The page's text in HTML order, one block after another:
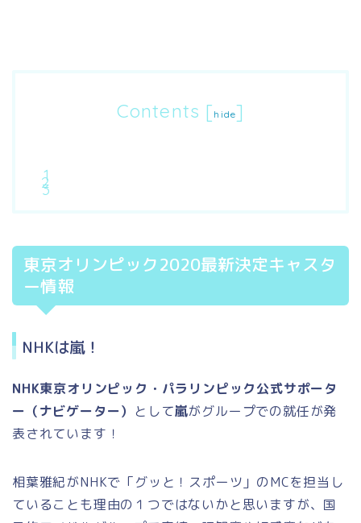
Contents [ hide]
東京オリンピック2020最新決定キャスタ
ー情報
NHKは嵐！
NHK東京オリンピック・パラリンピック公式サポータ
ー（ナビゲーター） として嵐がグループでの就任が発
表されています！
相葉雅紀がNHKで「グッと！スポーツ」のMCを担当し
ていることも理由の１つではないかと思いますが、国